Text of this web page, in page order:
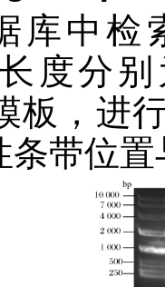
库中检
度分别
板，进
条带位